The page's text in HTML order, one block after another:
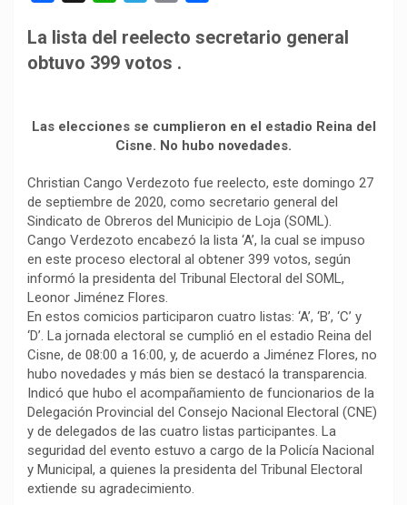
c
e
o
a
t
p
p
l
e
a
m
p
n
k
m
t
i
r
La lista del reelecto secretario general
obtuvo 399 votos .
Las elecciones se cumplieron en el estadio Reina del
Cisne. No hubo novedades.
Christian Cango Verdezoto fue reelecto, este domingo 27
de septiembre de 2020, como secretario general del
Sindicato de Obreros del Municipio de Loja (SOML).
Cango Verdezoto encabezó la lista ‘A’, la cual se impuso
en este proceso electoral al obtener 399 votos, según
informó la presidenta del Tribunal Electoral del SOML,
Leonor Jiménez Flores.
En estos comicios participaron cuatro listas: ‘A’, ‘B’, ‘C’ y
‘D’. La jornada electoral se cumplió en el estadio Reina del
Cisne, de 08:00 a 16:00, y, de acuerdo a Jiménez Flores, no
hubo novedades y más bien se destacó la transparencia.
Indicó que hubo el acompañamiento de funcionarios de la
Delegación Provincial del Consejo Nacional Electoral (CNE)
y de delegados de las cuatro listas participantes. La
seguridad del evento estuvo a cargo de la Policía Nacional
y Municipal, a quienes la presidenta del Tribunal Electoral
extiende su agradecimiento.